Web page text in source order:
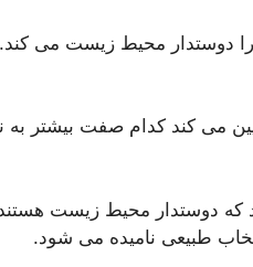
دوستدار محیط زیست می کند.
می کند کدام صفت بیشتر
که دوستدار محیط زیست
طبیعی نامیده می شود.